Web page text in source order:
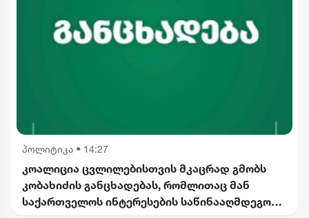
პოლიტიკა • 14:27
კოალიცია ცვლილებისთვის მკაცრად გმობს
კობახიძის განცხადებას, რომლითაც მან
საქართველოს ინტერესების საწინააღმდეგოდ